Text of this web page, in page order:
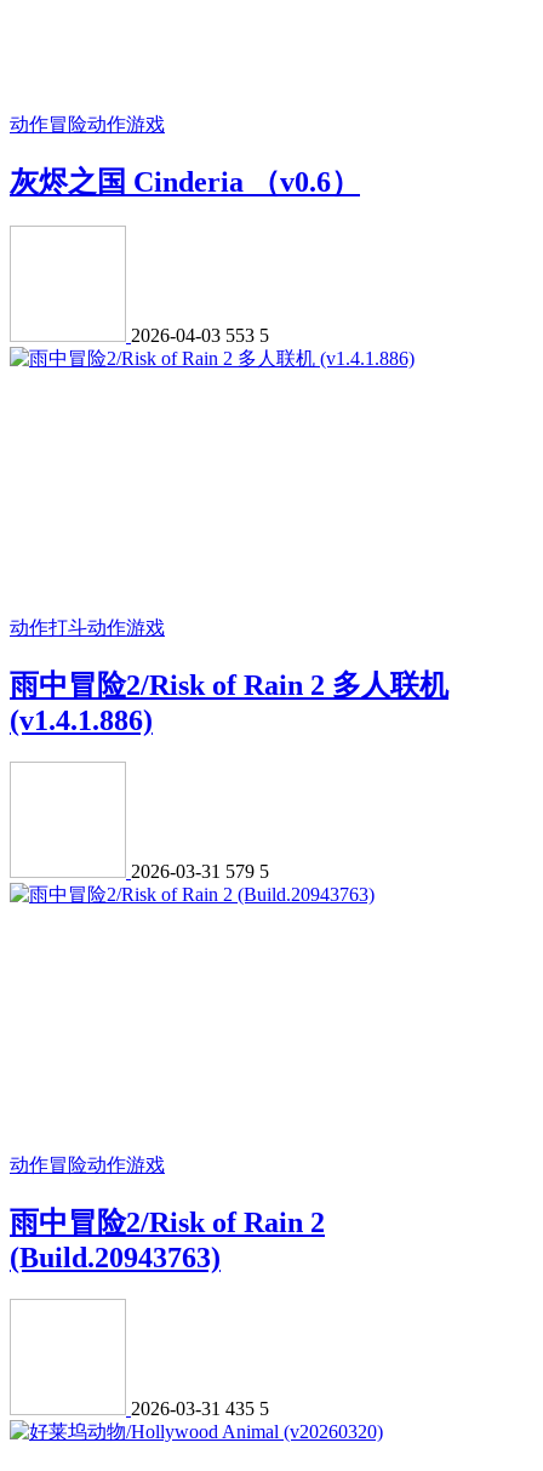
动作冒险动作游戏
灰烬之国 Cinderia （v0.6）
2026-04-03 553 5
动作打斗动作游戏
雨中冒险2/Risk of Rain 2 多人联机
(v1.4.1.886)
2026-03-31 579 5
动作冒险动作游戏
雨中冒险2/Risk of Rain 2
(Build.20943763)
2026-03-31 435 5